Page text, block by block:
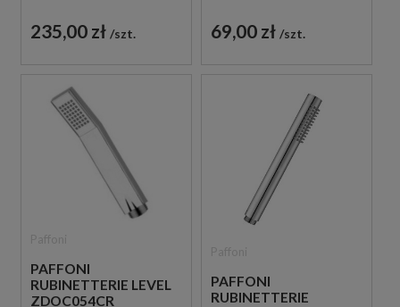
CZARNA
235,00 zł szt.
CHROM
69,00 zł szt.
PAFFONI
RUBINETTERIE LEVEL
ZDOC054CR
PAFFONI
RUBINETTERIE